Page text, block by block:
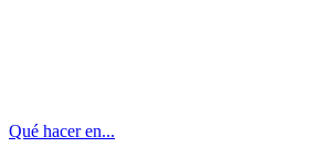
Qué hacer en...